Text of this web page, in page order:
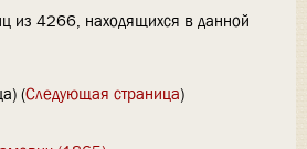
из 4266, находящихся в данной
(Следующая страница)